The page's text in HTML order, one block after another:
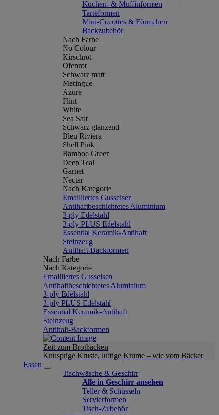
Kuchen- & Muffinformen
Tarteformen
Mini-Cocottes & Förmchen
Backzubehör
Nach Farbe
No Colour
Kirschrot
Ofenrot
Schwarz matt
Meringue
Azure
Flint
White
Sea Salt
Schwarz glänzend
Bleu Riviera
Shell Pink
Bamboo Green
Deep Teal
Garnet
Nectar
Nach Kategorie
Emailliertes Gusseisen
Antihaftbeschichtetes Aluminium
3-ply Edelstahl
3-ply PLUS Edelstahl
Essential Keramik-Antihaft
Steinzeug
Antihaft-Backformen
Nach Farbe
Nach Kategorie
Emailliertes Gusseisen
Antihaftbeschichtetes Aluminium
3-ply Edelstahl
3-ply PLUS Edelstahl
Essential Keramik-Antihaft
Steinzeug
Antihaft-Backformen
Zeit zum Brotbacken
Knusprige Kruste, luftige Krume – wie vom Bäcker
Essen
Tischwäsche & Geschirr
Alle in Geschirr ansehen
Teller & Schüsseln
Servierformen
Tisch-Zubehör